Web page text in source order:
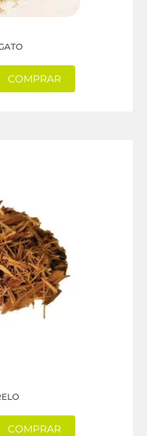
COMPRAR
COMPRAR